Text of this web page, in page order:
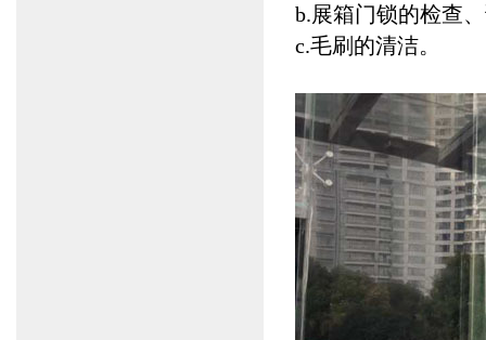
b.展箱门锁的检查
c.毛刷的清洁。